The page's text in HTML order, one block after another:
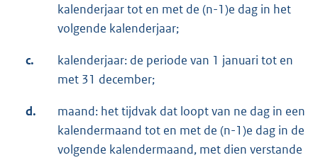
kalenderjaar tot en met de (n-1)e dag in het
volgende kalenderjaar;
c.
kalenderjaar: de periode van 1 januari tot en
met 31 december;
d.
maand: het tijdvak dat loopt van ne dag in een
kalendermaand tot en met de (n-1)e dag in de
volgende kalendermaand, met dien verstande